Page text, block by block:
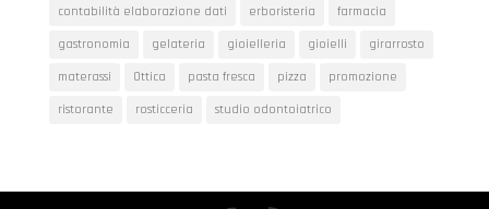
contabilità elaborazione dati
erboristeria
farmacia
gastronomia
gelateria gioielleria gioielli
girarrosto
materassi
Ottica pasta fresca pizza
promozione
ristorante
rosticceria studio odontoiatrico